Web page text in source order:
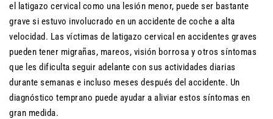
el latigazo cervical como una lesión menor, puede ser bastante
grave si estuvo involucrado en un accidente de coche a alta
velocidad. Las víctimas de latigazo cervical en accidentes graves
pueden tener migrañas, mareos, visión borrosa y otros síntomas
que les dificulta seguir adelante con sus actividades diarias
durante semanas e incluso meses después del accidente. Un
diagnóstico temprano puede ayudar a aliviar estos síntomas en
gran medida.